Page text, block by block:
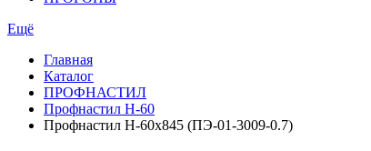
Ещё
Главная
Каталог
ПРОФНАСТИЛ
Профнастил Н-60
Профнастил Н-60х845 (ПЭ-01-3009-0.7)